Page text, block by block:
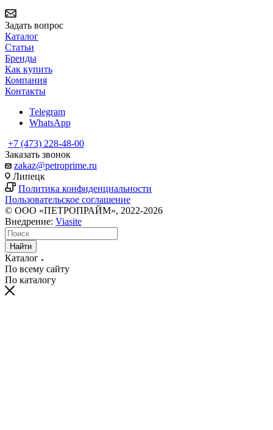
Задать вопрос
Каталог
Статьи
Бренды
Как купить
Компания
Контакты
Telegram
WhatsApp
+7 (473) 228-48-00
Заказать звонок
zakaz@petroprime.ru
Липецк
Политика конфиденциальности
Пользовательское соглашение
© ООО «ПЕТРОПРАЙМ», 2022-2026
Внедрение: Viasite
Найти
Каталог
По всему сайту
По каталогу